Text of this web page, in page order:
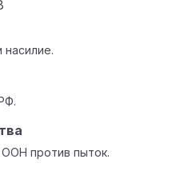
против пыток.